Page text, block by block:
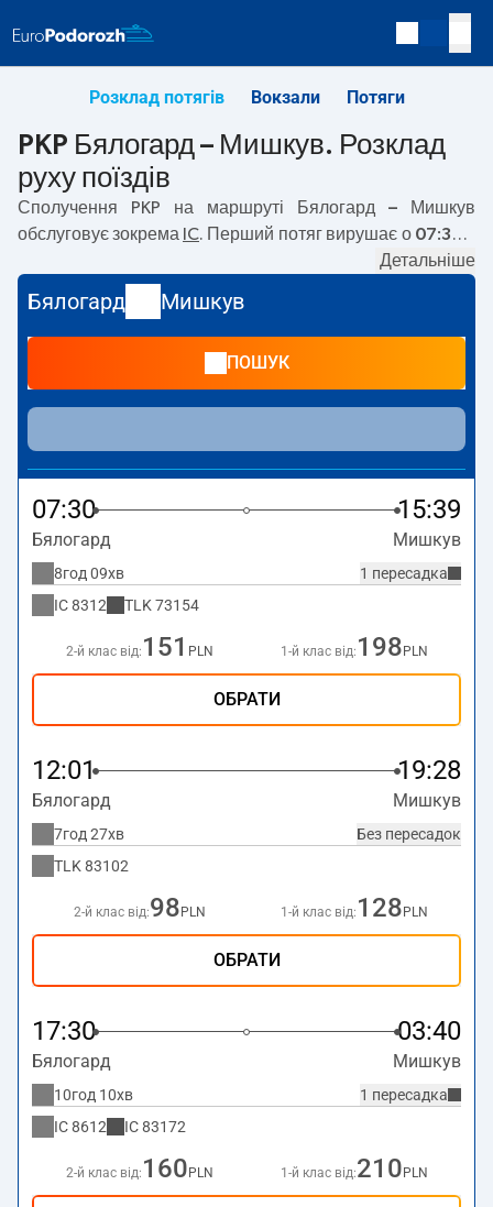
Розклад потягів Вокзали Потяги
PKP Бялогард – Мишкув. Розклад
руху поїздів
Сполучення PKP на маршруті
Бялогард – Мишкув
обслуговує зокрема IC . Перший потяг вирушає о 07:30з
курсують також інші потяги:
квитка і зазвичай довший час подорожі. Потяг завершує
маршрут на станції Мишкув.
Детальніше
Бялогард Мишкув
ПОШУК
07:30 15:39
Бялогард Мишкув
1 пересадка
8год 09хв
IC8312 TLK 73154
2-й клас від: 151 PLN 1-й клас від: 198 PLN
ОБРАТИ
12:01 19:28
Бялогард Мишкув
Без пересадок
7год 27хв
TLK 83102
2-й клас від:98 PLN 1-й клас від: 128 PLN
ОБРАТИ
17:30 03:40
Бялогард Мишкув
1 пересадка
10год 10хв
IC8612 IC83172
2-й клас від: 160 PLN 1-й клас від:210 PLN